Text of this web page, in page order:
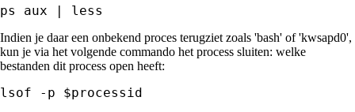
ps aux | less
Indien je daar een onbekend proces terugziet zoals 'bash' of 'kwsapd0',
kun je via het volgende commando het process sluiten: welke
bestanden dit process open heeft: